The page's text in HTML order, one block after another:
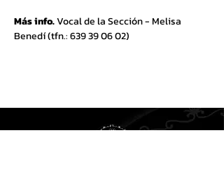
Más info. Vocal de la Sección - Melisa
Benedí (tfn.: 639 39 06 02)